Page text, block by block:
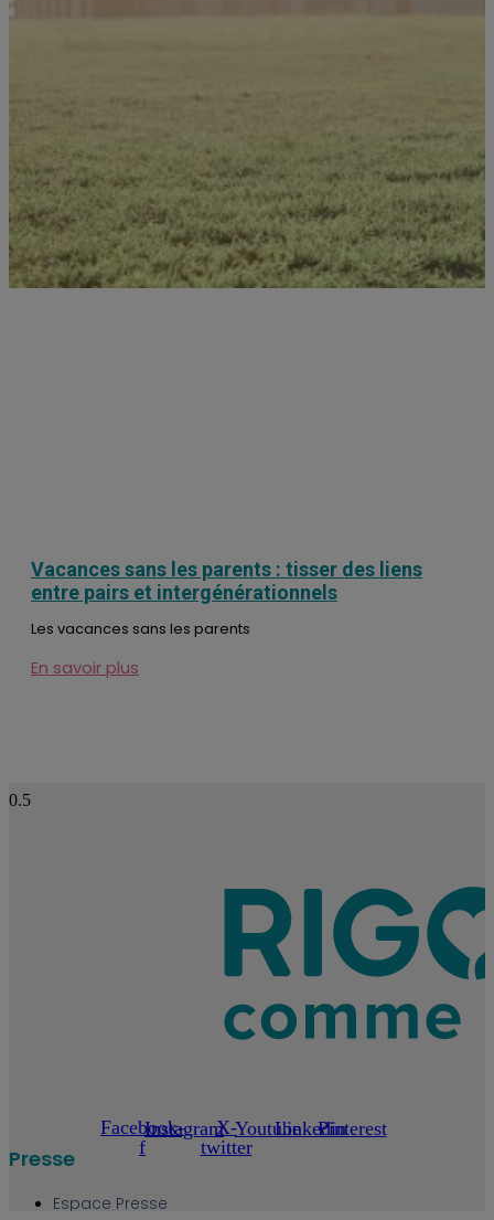
Vacances sans les parents : tisser des liens
entre pairs et intergénérationnels
Les vacances sans les parents
En savoir plus
Facebook-
f
InstagramX-
twitter
YoutubeLinkedinPinterest
Presse
Espace Presse